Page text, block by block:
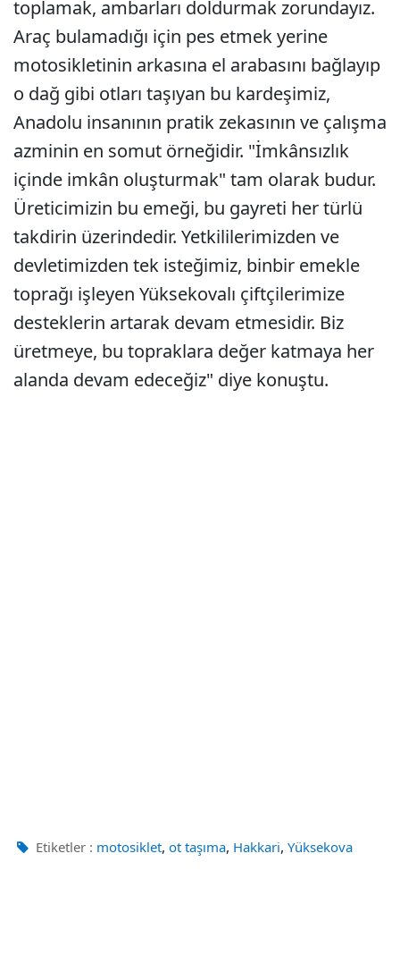
toplamak, ambarları doldurmak zorundayız.
Araç bulamadığı için pes etmek yerine
motosikletinin arkasına el arabasını bağlayıp
o dağ gibi otları taşıyan bu kardeşimiz,
Anadolu insanının pratik zekasının ve çalışma
azminin en somut örneğidir. "İmkânsızlık
içinde imkân oluşturmak" tam olarak budur.
Üreticimizin bu emeği, bu gayreti her türlü
takdirin üzerindedir. Yetkililerimizden ve
devletimizden tek isteğimiz, binbir emekle
toprağı işleyen Yüksekovalı çiftçilerimize
desteklerin artarak devam etmesidir. Biz
üretmeye, bu topraklara değer katmaya her
alanda devam edeceğiz" diye konuştu.
Etiketler : motosiklet, ot taşıma, Hakkari, Yüksekova